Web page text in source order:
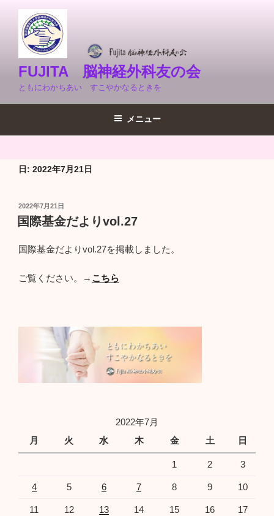
プ
FUJITA 脳神経外科友の会
ともにわかちあい すこやかなるときを
メニュー
日: 2022年7月21日
投
稿
日:
2022年7月21日
国際基金だよりvol.27
国際基金だよりvol.27を掲載しました。
ご覧ください。→ こちら
2022年7月
月
火 水 木 金 土 日
1 2 3
4 5 6 7 8 9 10
11 12 13 14 15 16 17